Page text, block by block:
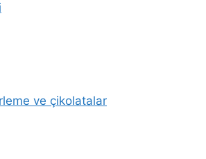
ve çikolatalar